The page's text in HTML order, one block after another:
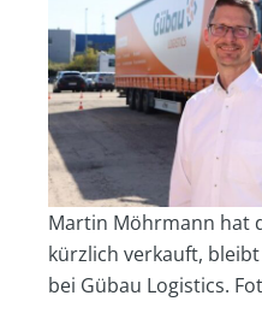
Martin Möhrmann hat
kürzlich verkauft,
bei Gübau Logistics.